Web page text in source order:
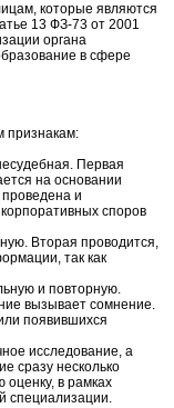
которые являются
13 ФЗ-73 от 2001
органа
в сфере
признакам:
Первая
на основании
и
споров
Вторая проводится,
так как
и повторную.
вызывает сомнение.
появившихся
исследование, а
сразу несколько
оценку, в рамках
специализации.